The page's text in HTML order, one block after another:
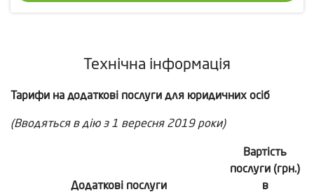
Технічна інформація
Тарифи на додаткові послуги для юридичних осіб
(Вводяться в дію з 1 вересня 2019 роки)
Додаткові послуги
Вартість
послуги (грн.)
в